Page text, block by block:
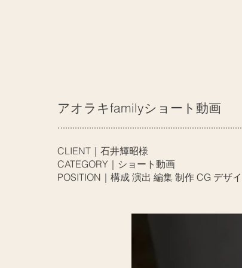
CLIENT｜石井輝昭様
CATEGORY｜ショート動画
POSITION｜構成 演出 編集 制作 CG デザ
アオラキfamilyショート動画